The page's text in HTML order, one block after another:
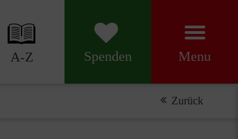
A-Z Spenden Menu
Zurück